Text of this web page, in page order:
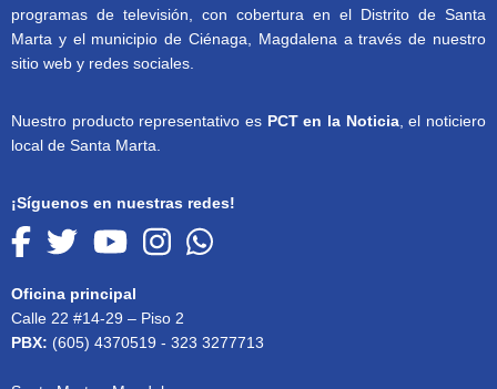
programas de televisión, con cobertura en el Distrito de Santa
Marta y el municipio de Ciénaga, Magdalena a través de nuestro
sitio web y redes sociales.
Nuestro producto representativo es PCT en la Noticia, el noticiero
local de Santa Marta.
¡Síguenos en nuestras redes!
Oficina principal
Calle 22 #14-29 – Piso 2
PBX: (605) 4370519 - 323 3277713